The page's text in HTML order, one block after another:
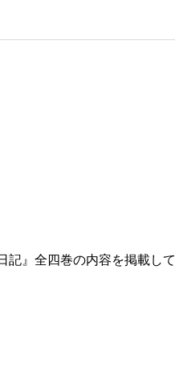
記』全四巻の内容を掲載し